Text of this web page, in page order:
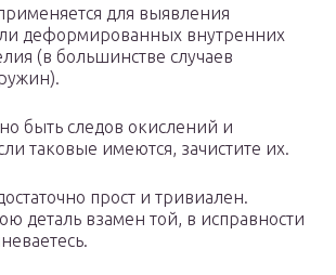
для выявления
деформированных внутренних
(в большинстве случаев
быть следов окислений и
таковые имеются, зачистите их.
прост и тривиален.
деталь взамен той, в исправности